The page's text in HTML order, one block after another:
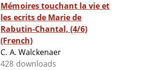
Mémoires touchant la vie et
les ecrits de Marie de
Rabutin-Chantal, (4/6)
(French)
C. A. Walckenaer
428 downloads